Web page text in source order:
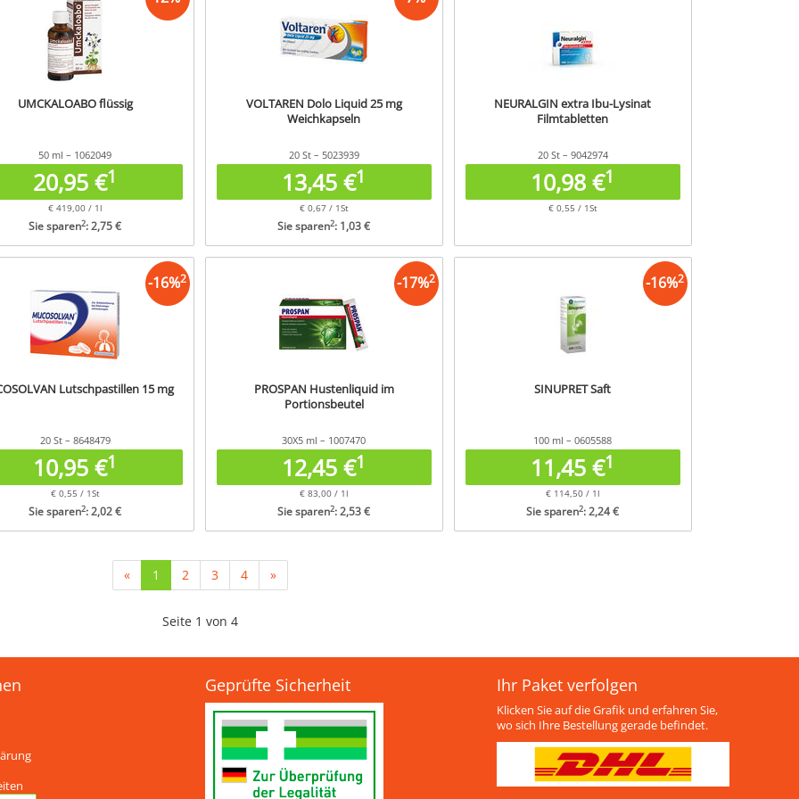
UMCKALOABO flüssig
50 ml – 1062049
20,95 €1
€ 419,00 / 1l
Sie sparen2: 2,75 €
VOLTAREN Dolo Liquid 25 mg
Weichkapseln
20 St – 5023939
13,45 €1
€ 0,67 / 1St
Sie sparen2: 1,03 €
NEURALGIN extra Ibu-Lysinat
Filmtabletten
20 St – 9042974
10,98 €1
€ 0,55 / 1St
Lutschpastillen 15 mg
20 St – 8648479
10,95 €1
€ 0,55 / 1St
Sie sparen2: 2,02 €
-16%2
PROSPAN Hustenliquid im
Portionsbeutel
30X5 ml – 1007470
12,45 €1
€ 83,00 / 1l
Sie sparen2: 2,53 €
-17%2
SINUPRET Saft
100 ml – 0605588
11,45 €1
€ 114,50 / 1l
Sie sparen2: 2,24 €
-16%2
« 1 (current)
2 3 4 »
Seite 1 von 4
Geprüfte Sicherheit Ihr Paket verfolgen
Klicken Sie auf die Grafik und erfahren Sie,
wo sich Ihre Bestellung gerade befindet.